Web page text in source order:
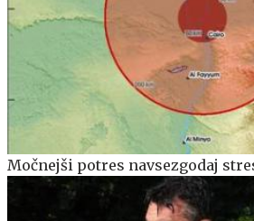
Močnejši potres navsezgodaj